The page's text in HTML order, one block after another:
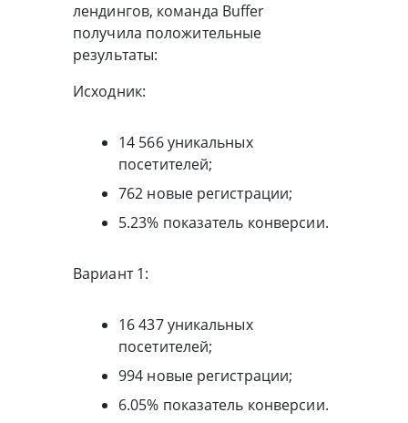
лендингов, команда Buffer
получила положительные
результаты:
Исходник:
14 566 уникальных
посетителей;
762 новые регистрации;
5.23% показатель конверсии.
Вариант 1:
16 437 уникальных
посетителей;
994 новые регистрации;
6.05% показатель конверсии.